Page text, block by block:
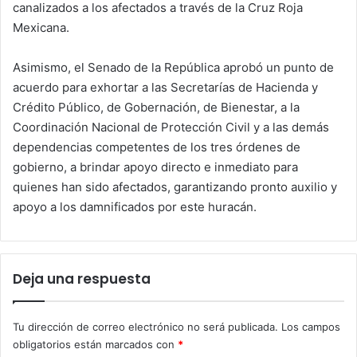
canalizados a los afectados a través de la Cruz Roja
Mexicana.
Asimismo, el Senado de la República aprobó un punto de
acuerdo para exhortar a las Secretarías de Hacienda y
Crédito Público, de Gobernación, de Bienestar, a la
Coordinación Nacional de Protección Civil y a las demás
dependencias competentes de los tres órdenes de
gobierno, a brindar apoyo directo e inmediato para
quienes han sido afectados, garantizando pronto auxilio y
apoyo a los damnificados por este huracán.
Deja una respuesta
Tu dirección de correo electrónico no será publicada. Los campos
obligatorios están marcados con *